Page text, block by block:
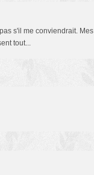
s'il me conviendrait. Mes
tout...